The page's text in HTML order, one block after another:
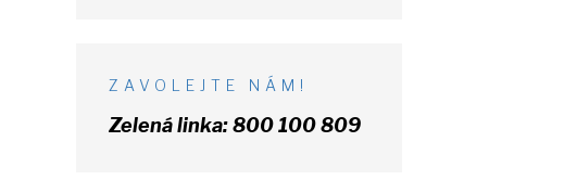
ZAVOLEJTE NÁM!
Zelená linka:800 100 809